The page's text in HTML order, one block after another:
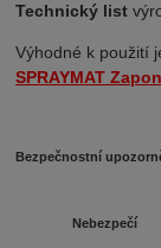
Technický list
Výhodné k použití
SPRAYMAT
Bezpečnostní
Nebezpečí